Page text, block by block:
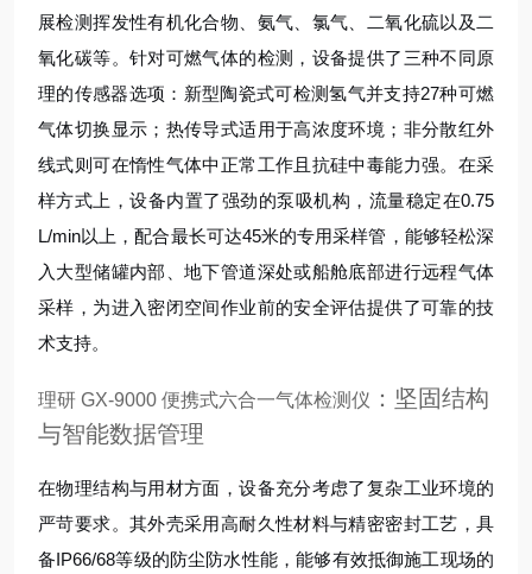
展检测挥发性有机化合物、氨气、氯气、二氧化硫以及二
氧化碳等。针对可燃气体的检测，设备提供了三种不同原
理的传感器选项：新型陶瓷式可检测氢气并支持27种可燃
气体切换显示；热传导式适用于高浓度环境；非分散红外
线式则可在惰性气体中正常工作且抗硅中毒能力强。在采
样方式上，设备内置了强劲的泵吸机构，流量稳定在0.75
L/min以上，配合最长可达45米的专用采样管，能够轻松深
入大型储罐内部、地下管道深处或船舱底部进行远程气体
采样，为进入密闭空间作业前的安全评估提供了可靠的技
术支持。
理研 GX-9000 便携式六合一气体检测仪 ：坚固结构
与智能数据管理
在物理结构与用材方面，设备充分考虑了复杂工业环境的
严苛要求。其外壳采用高耐久性材料与精密密封工艺，具
备IP66/68等级的防尘防水性能，能够有效抵御施工现场的